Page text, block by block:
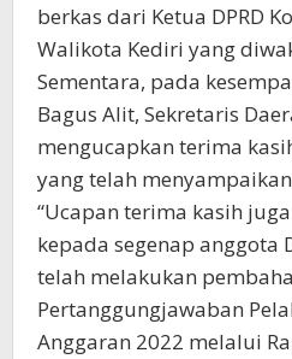
berkas dari Ketua DPRD
Walikota Kediri yang
Sementara, pada
Bagus Alit, Sekretaris
mengucapkan terima
yang telah
“Ucapan terima kasih
kepada segenap anggota
telah melakukan
Pertanggungjawaban
Anggaran 2022 melalui